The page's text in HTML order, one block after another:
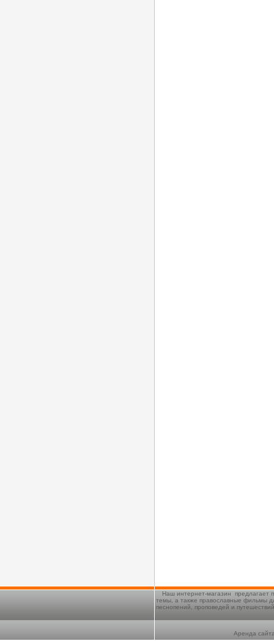
Наш интернет-магазин предлагает
темы, а также православные фильмы
песнопений, проповедей и
Аренда